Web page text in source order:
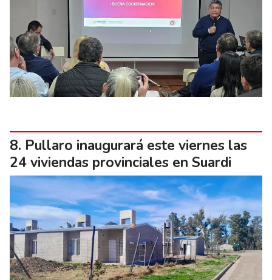
Pullaro inaugurará este viernes las
24 viviendas provinciales en Suardi